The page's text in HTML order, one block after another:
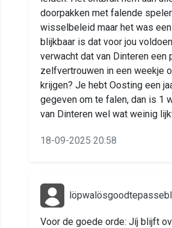
doorpakken met falende
wisselbeleid maar het was
blijkbaar is dat voor jou
verwacht dat van Dinteren een
zelfvertrouwen in een weekje
krijgen? Je hebt Oosting een
gegeven om te falen, dan is 1
van Dinteren wel wat weinig
18-09-2025 20:58
Voor de goede orde: Jíj blijft